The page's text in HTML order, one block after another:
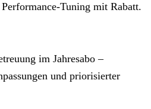
mit Rabatt.
im Jahresabo –
und priorisierter